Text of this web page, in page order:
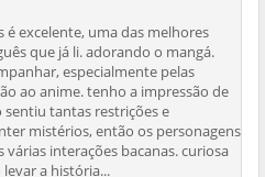
é excelente, uma das melhores
que já li. adorando o mangá.
especialmente pelas
ao anime. tenho a impressão de
tantas restrições e
mistérios, então os personagens
várias interações bacanas. curiosa
a história...